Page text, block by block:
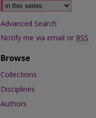
Advanced Search
Notify me via email orRSS
Browse
Collections
Disciplines
Authors